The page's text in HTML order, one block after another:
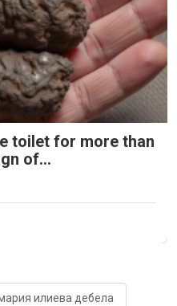
toilet for more than
of...
илиева дебела